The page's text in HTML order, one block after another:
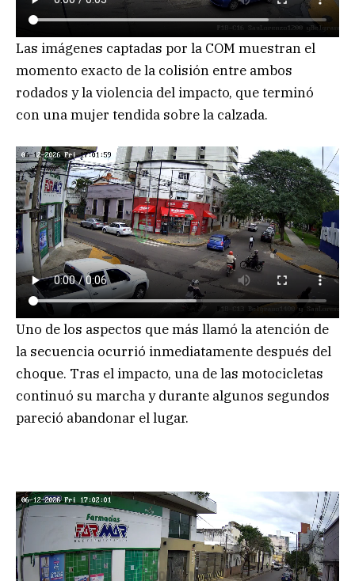
Las imágenes captadas por la COM muestran el
momento exacto de la colisión entre ambos
rodados y la violencia del impacto, que terminó
con una mujer tendida sobre la calzada.
Uno de los aspectos que más llamó la atención de
la secuencia ocurrió inmediatamente después del
choque. Tras el impacto, una de las motocicletas
continuó su marcha y durante algunos segundos
pareció abandonar el lugar.